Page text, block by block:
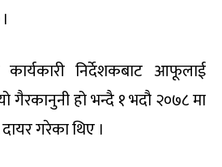
कार्यकारी निर्देशकबाट आफूलाई
गैरकानुनी हो भन्दै १ भदौ २०७८ मा
गरेका थिए ।